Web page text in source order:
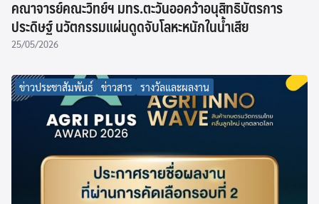
คณาจารย์คณะวิทย์ฯ มทร.ตะวันออคว้าอนุสิทธิบัตรการ
ประดิษฐ์ นวัตกรรมแผ่นดูดจับโลหะหนักในน้ำเสีย
25/05/2026
ข่าวประชาสัมพันธ์ ข่าวสาร รางวัลและผลงาน